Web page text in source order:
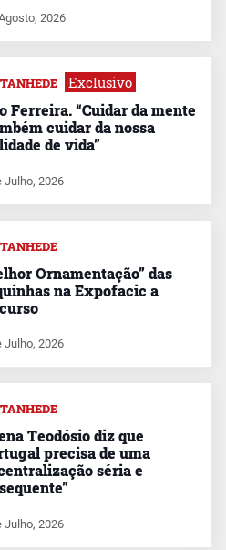
2026
Exclusivo
Ferreira. “Cuidar da mente
cuidar da nossa
de vida”
Julho, 2026
Ornamentação” das
na Expofacic a
Julho, 2026
Teodósio diz que
precisa de uma
séria e
Julho, 2026